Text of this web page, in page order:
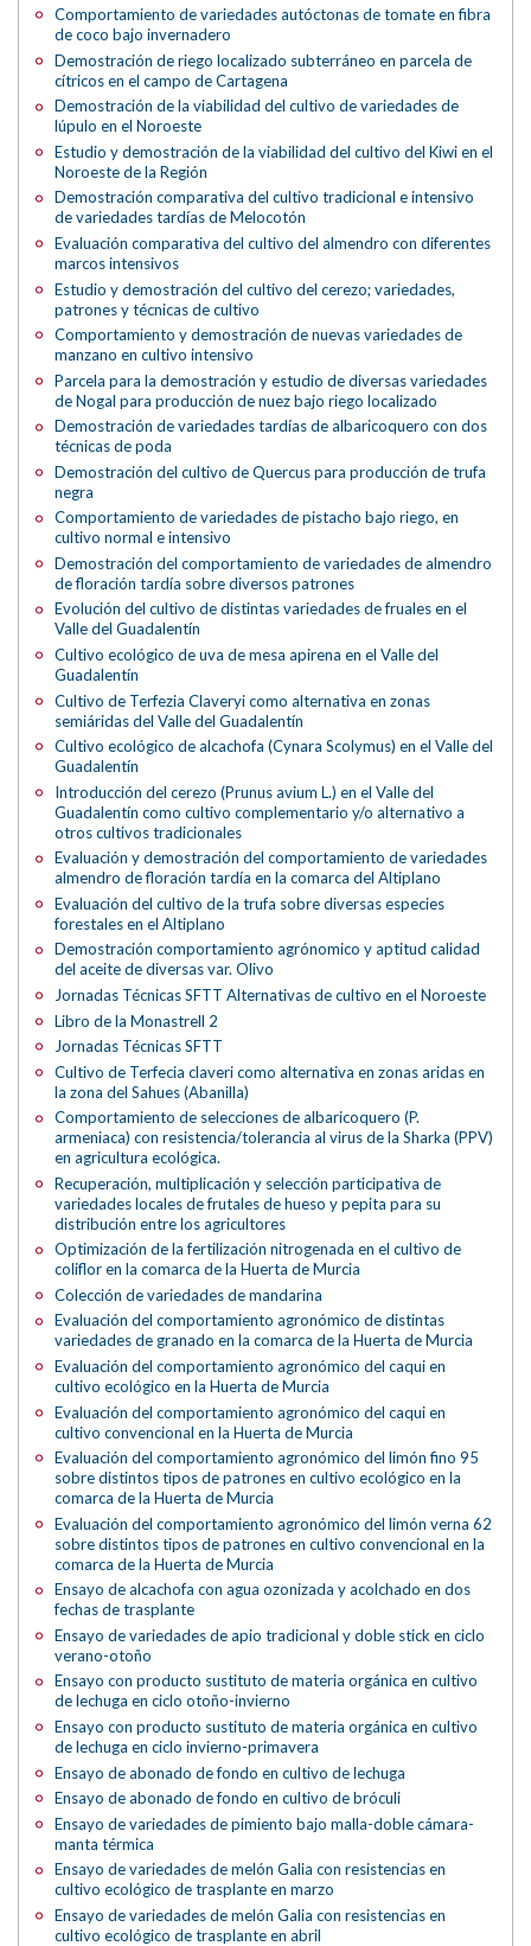
Comportamiento de variedades autóctonas de tomate en fibra
de coco bajo invernadero
Demostración de riego localizado subterráneo en parcela de
cítricos en el campo de Cartagena
Demostración de la viabilidad del cultivo de variedades de
lúpulo en el Noroeste
Estudio y demostración de la viabilidad del cultivo del Kiwi en el
Noroeste de la Región
Demostración comparativa del cultivo tradicional e intensivo
de variedades tardías de Melocotón
Evaluación comparativa del cultivo del almendro con diferentes
marcos intensivos
Estudio y demostración del cultivo del cerezo; variedades,
patrones y técnicas de cultivo
Comportamiento y demostración de nuevas variedades de
manzano en cultivo intensivo
Parcela para la demostración y estudio de diversas variedades
de Nogal para producción de nuez bajo riego localizado
Demostración de variedades tardías de albaricoquero con dos
técnicas de poda
Demostración del cultivo de Quercus para producción de trufa
negra
Comportamiento de variedades de pistacho bajo riego, en
cultivo normal e intensivo
Demostración del comportamiento de variedades de almendro
de floración tardía sobre diversos patrones
Evolución del cultivo de distintas variedades de fruales en el
Valle del Guadalentín
Cultivo ecológico de uva de mesa apirena en el Valle del
Guadalentín
Cultivo de Terfezia Claveryi como alternativa en zonas
semiáridas del Valle del Guadalentín
Cultivo ecológico de alcachofa (Cynara Scolymus) en el Valle del
Guadalentín
Introducción del cerezo (Prunus avium L.) en el Valle del
Guadalentín como cultivo complementario y/o alternativo a
otros cultivos tradicionales
Evaluación y demostración del comportamiento de variedades
almendro de floración tardía en la comarca del Altiplano
Evaluación del cultivo de la trufa sobre diversas especies
forestales en el Altiplano
Demostración comportamiento agrónomico y aptitud calidad
del aceite de diversas var. Olivo
Jornadas Técnicas SFTT Alternativas de cultivo en el Noroeste
Libro de la Monastrell 2
Jornadas Técnicas SFTT
Cultivo de Terfecia claveri como alternativa en zonas aridas en
la zona del Sahues (Abanilla)
Comportamiento de selecciones de albaricoquero (P.
armeniaca) con resistencia/tolerancia al virus de la Sharka (PPV)
en agricultura ecológica.
Recuperación, multiplicación y selección participativa de
variedades locales de frutales de hueso y pepita para su
distribución entre los agricultores
Optimización de la fertilización nitrogenada en el cultivo de
coliflor en la comarca de la Huerta de Murcia
Colección de variedades de mandarina
Evaluación del comportamiento agronómico de distintas
variedades de granado en la comarca de la Huerta de Murcia
Evaluación del comportamiento agronómico del caqui en
cultivo ecológico en la Huerta de Murcia
Evaluación del comportamiento agronómico del caqui en
cultivo convencional en la Huerta de Murcia
Evaluación del comportamiento agronómico del limón fino 95
sobre distintos tipos de patrones en cultivo ecológico en la
comarca de la Huerta de Murcia
Evaluación del comportamiento agronómico del limón verna 62
sobre distintos tipos de patrones en cultivo convencional en la
comarca de la Huerta de Murcia
Ensayo de alcachofa con agua ozonizada y acolchado en dos
fechas de trasplante
Ensayo de variedades de apio tradicional y doble stick en ciclo
verano-otoño
Ensayo con producto sustituto de materia orgánica en cultivo
de lechuga en ciclo otoño-invierno
Ensayo con producto sustituto de materia orgánica en cultivo
de lechuga en ciclo invierno-primavera
Ensayo de abonado de fondo en cultivo de lechuga
Ensayo de abonado de fondo en cultivo de bróculi
Ensayo de variedades de pimiento bajo malla-doble cámara-
manta térmica
Ensayo de variedades de melón Galia con resistencias en
cultivo ecológico de trasplante en marzo
Ensayo de variedades de melón Galia con resistencias en
cultivo ecológico de trasplante en abril